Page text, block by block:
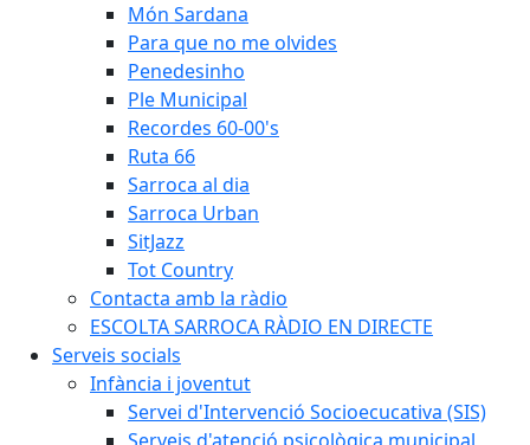
Món Sardana
Para que no me olvides
Penedesinho
Ple Municipal
Recordes 60-00's
Ruta 66
Sarroca al dia
Sarroca Urban
SitJazz
Tot Country
Contacta amb la ràdio
ESCOLTA SARROCA RÀDIO EN DIRECTE
Serveis socials
Infància i joventut
Servei d'Intervenció Socioecucativa (SIS)